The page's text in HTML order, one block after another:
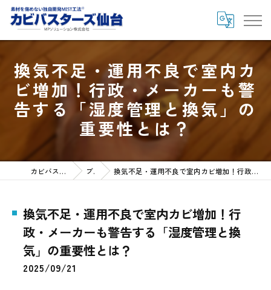
換気不足・運用不良で室内カ
ビ増加！行政・メーカーも警
告する「湿度管理と換気」の
重要性とは？
カビバスターズ仙台HOME ブログ 換気不足・運用不良で室内カビ増加！行政・メーカーも警告する「湿度管理と換気」の重要性とは？
換気不足・運用不良で室内カビ増加！行
政・メーカーも警告する「湿度管理と換
気」の重要性とは？
2025/09/21